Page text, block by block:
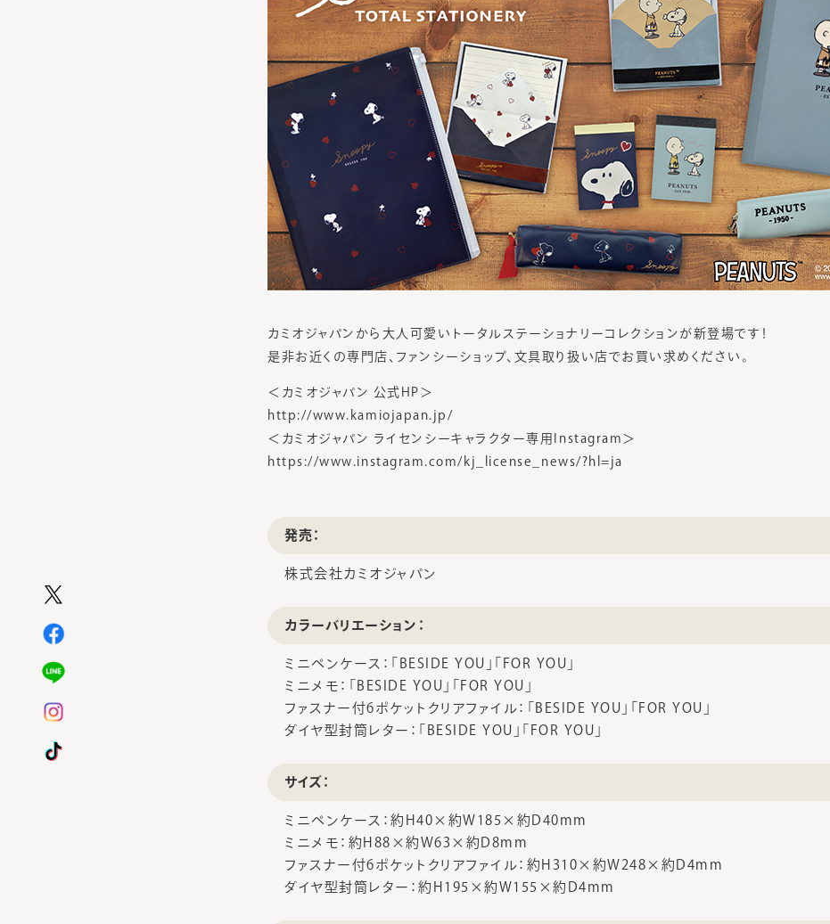
カミオジャパンから大人可愛いトータルステーショナリーコレクションが新登場です！
是非お近くの専門店、ファンシーショップ、文具取り扱い店でお買い求めください。
＜カミオジャパン 公式HP＞
http://www.kamiojapan.jp/
＜カミオジャパン ライセンシーキャラクター専用Instagram＞
https://www.instagram.com/kj_license_news/?hl=ja
発売：
株式会社カミオジャパン
カラーバリエーション：
ミニペンケース：「BESIDE YOU」「FOR YOU」
ミニメモ：「BESIDE YOU」「FOR YOU」
ファスナー付6ポケットクリアファイル：「BESIDE YOU」「FOR YOU」
ダイヤ型封筒レター：「BESIDE YOU」「FOR YOU」
サイズ：
ミニペンケース：約H40×約W185×約D40mm
ミニメモ：約H88×約W63×約D8mm
ファスナー付6ポケットクリアファイル：約H310×約W248×約D4mm
ダイヤ型封筒レター：約H195×約W155×約D4mm